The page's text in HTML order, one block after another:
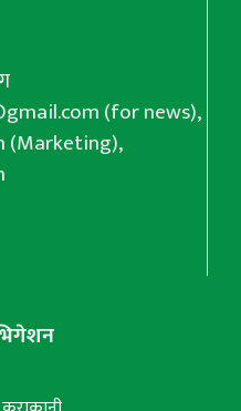
(for news),
(Marketing),